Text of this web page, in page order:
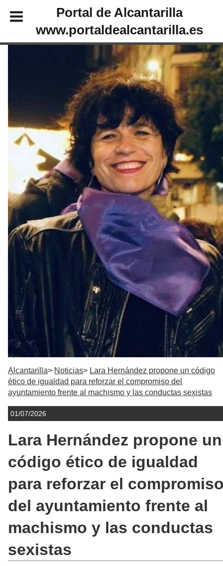
Portal de Alcantarilla
www.portaldealcantarilla.es
Alcantarilla Noticias
Lara Hernández propone un código
ético de igualdad para reforzar el compromiso del
ayuntamiento frente al machismo y las conductas sexistas
01/07/2026
Lara Hernández propone un
código ético de igualdad
para reforzar el
del ayuntamiento frente al
machismo y las conductas
sexistas